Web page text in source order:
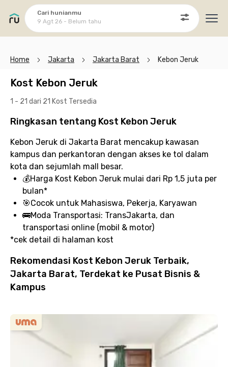
Cari hunianmu
9 Agt 26 - Belum tahu
Home Jakarta Jakarta Barat Kebon Jeruk
Kost Kebon Jeruk
1 - 21 dari 21 Kost Tersedia
Ringkasan tentang Kost Kebon Jeruk
Kebon Jeruk di Jakarta Barat mencakup kawasan
kampus dan perkantoran dengan akses ke tol dalam
kota dan sejumlah mall besar.
💰Harga Kost Kebon Jeruk mulai dari Rp 1,5 juta per
bulan*
🎯Cocok untuk Mahasiswa, Pekerja, Karyawan
🚌Moda Transportasi: TransJakarta, dan
transportasi online (mobil & motor)
*cek detail di halaman kost
Rekomendasi Kost Kebon Jeruk Terbaik,
Jakarta Barat, Terdekat ke Pusat Bisnis &
Kampus